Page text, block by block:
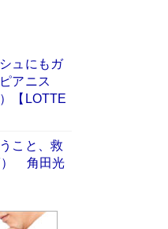
もっと伸
方を明か
作者が抱き
描きたくな
（後編） #
えんで生き
ンターテイ
ュにもガ
アニス
【LOTTE
こと、救
） 角田光